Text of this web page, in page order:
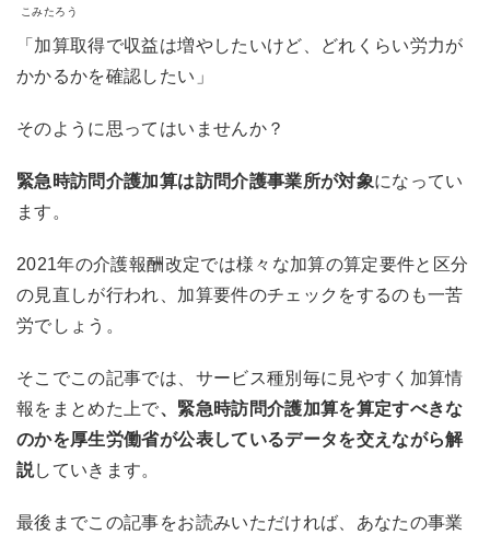
こみたろう
「加算取得で収益は増やしたいけど、どれくらい労力が
かかるかを確認したい」
そのように思ってはいませんか？
緊急時訪問介護加算は訪問介護事業所が対象になってい
ます。
2021年の介護報酬改定では様々な加算の算定要件と区分
の見直しが行われ、加算要件のチェックをするのも一苦
労でしょう。
そこでこの記事では、サービス種別毎に見やすく加算情
報をまとめた上で、緊急時訪問介護加算を算定すべきな
のかを厚生労働省が公表しているデータを交えながら解
説していきます。
最後までこの記事をお読みいただければ、あなたの事業